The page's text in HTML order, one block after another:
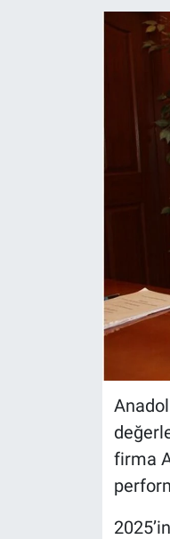
firma